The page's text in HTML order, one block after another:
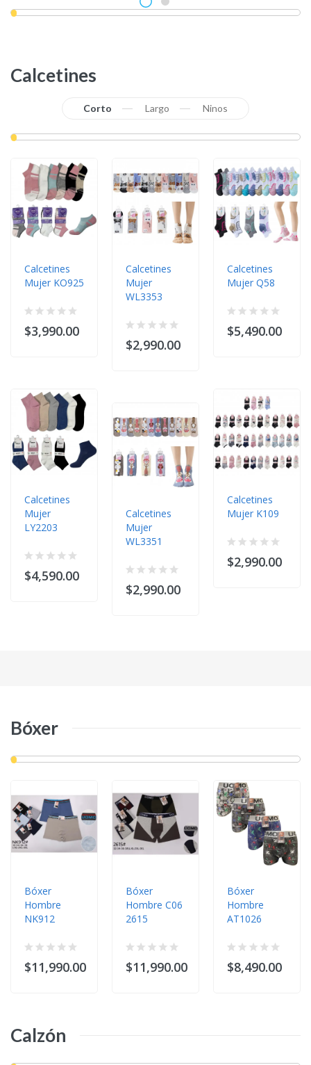
Calcetines
Corto Largo Ninos
Calcetines
Mujer KO925
$3,990.00
Calcetines
Mujer
LY2203
$4,590.00
Calcetines
Mujer
WL3353
$2,990.00
Calcetines
Mujer
WL3351
$2,990.00
Calcetines
Mujer Q58
$5,490.00
Calcetines
Mujer K109
$2,990.00
Bóxer
Bóxer
Hombre
NK912
$11,990.00
Bóxer
Hombre C06
2615
$11,990.00
Bóxer
Hombre
AT1026
$8,490.00
Calzón